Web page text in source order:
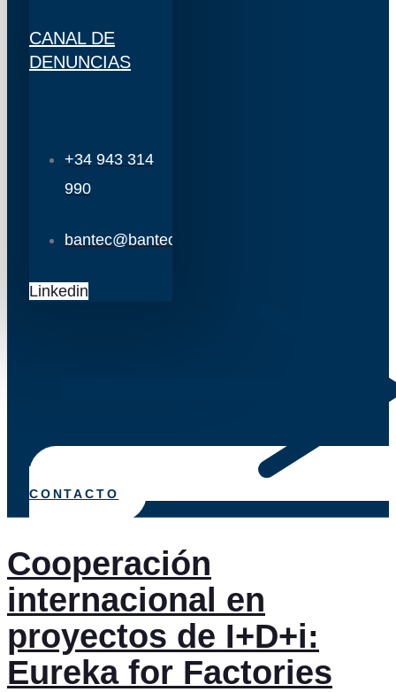
CANAL DE
DENUNCIAS
+34 943 314
990
bantec@bantec.es
Linkedin
CONTACTO
Cooperación
internacional en
proyectos de I+D+i:
Eureka for Factories